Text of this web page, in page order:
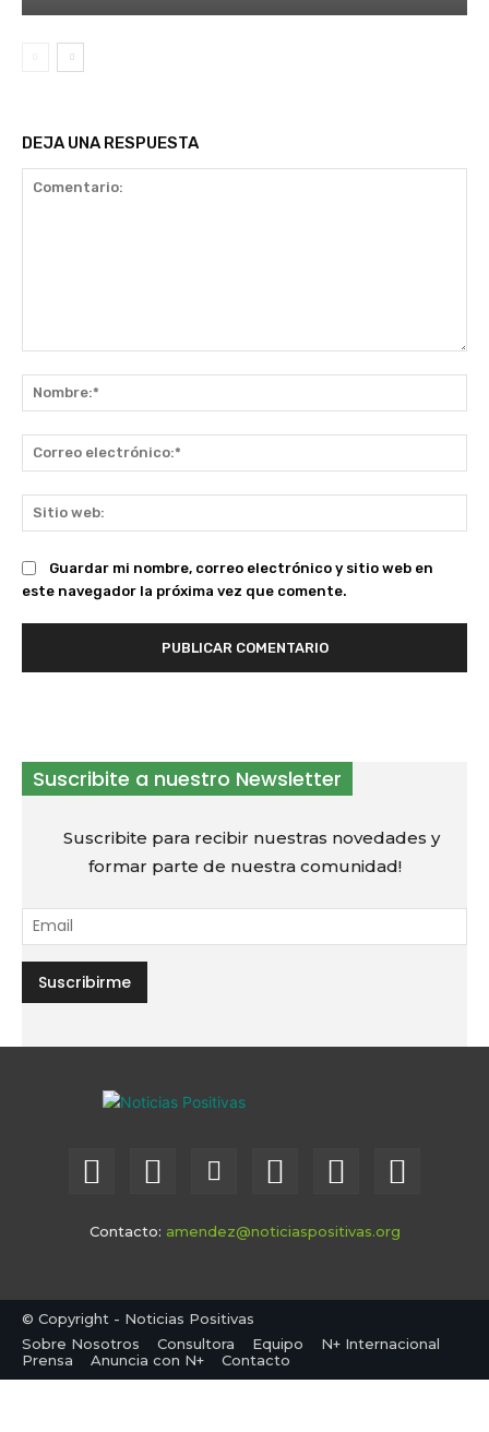
DEJA UNA RESPUESTA
Guardar mi nombre, correo electrónico y sitio web en
este navegador la próxima vez que comente.
Suscribite a nuestro Newsletter
Suscribite para recibir nuestras novedades y
formar parte de nuestra comunidad!
Contacto: amendez@noticiaspositivas.org
© Copyright - Noticias Positivas
Sobre Nosotros
Consultora Equipo
N+ Internacional
Prensa
Anuncia con N+ Contacto